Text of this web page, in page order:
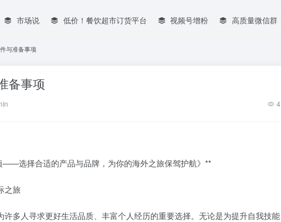
市场说 低价！餐饮超市订货平台 视频号增粉 高质量微信群
与准备事项
备事项
——选择合适的产品与品牌，为你的海外之旅保驾护航》**
之旅
多人寻求更好生活品质、丰富个人经历的重要选择。无论是为提升自我技